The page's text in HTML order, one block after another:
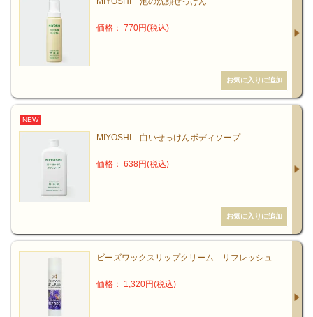
価格： 770円(税込)
NEW
MIYOSHI 白いせっけんボディソープ
価格： 638円(税込)
ビーズワックスリップクリーム リフレッシュ
価格： 1,320円(税込)